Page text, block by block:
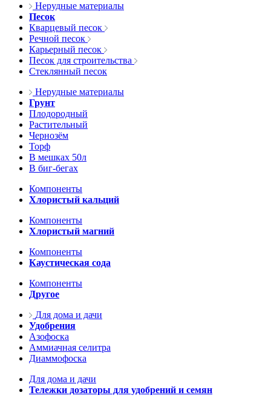
Нерудные материалы
Песок
Кварцевый песок
Речной песок
Карьерный песок
Песок для строительства
Стеклянный песок
Нерудные материалы
Грунт
Плодородный
Растительный
Чернозём
Торф
В мешках 50л
В биг-бегах
Компоненты
Хлористый кальций
Компоненты
Хлористый магний
Компоненты
Каустическая сода
Компоненты
Другое
Для дома и дачи
Удобрения
Азофоска
Аммиачная селитра
Диаммофоска
Для дома и дачи
Тележки дозаторы для удобрений и семян